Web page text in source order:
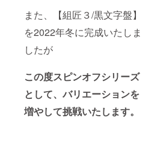
また、【組匠３/黒文字盤】
を2022年冬に完成いたしま
したが
この度スピンオフシリーズ
として、バリエーションを
増やして挑戦いたします。